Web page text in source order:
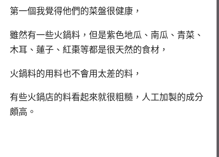
第一個我覺得他們的菜盤很健康，
雖然有一些火鍋料，但是紫色地瓜、南瓜、青菜、
木耳、蓮子、紅棗等都是很天然的食材，
火鍋料的用料也不會用太差的料，
有些火鍋店的料看起來就很粗糙，人工加製的成分
頗高。